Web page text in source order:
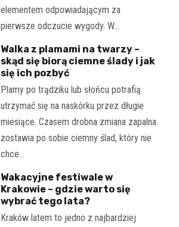
elementem odpowiadającym za
pierwsze odczucie wygody. W…
Walka z plamami na twarzy –
skąd się biorą ciemne ślady i jak
się ich pozbyć
Plamy po trądziku lub słońcu potrafią
utrzymać się na naskórku przez długie
miesiące. Czasem drobna zmiana zapalna
zostawia po sobie ciemny ślad, który nie
chce…
Wakacyjne festiwale w
Krakowie – gdzie warto się
wybrać tego lata?
Kraków latem to jedno z najbardziej